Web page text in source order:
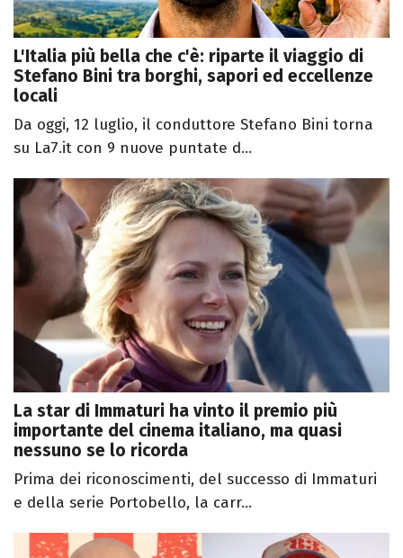
L'Italia più bella che c'è: riparte il viaggio di
Stefano Bini tra borghi, sapori ed eccellenze
locali
Da oggi, 12 luglio, il conduttore Stefano Bini torna
su La7.it con 9 nuove puntate d...
La star di Immaturi ha vinto il premio più
importante del cinema italiano, ma quasi
nessuno se lo ricorda
Prima dei riconoscimenti, del successo di Immaturi
e della serie Portobello, la carr...